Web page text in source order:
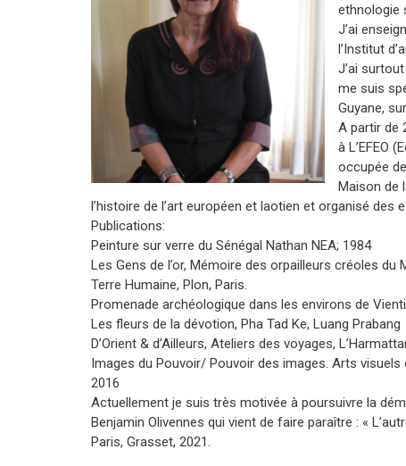
ethnologie
J’ai
l’Institut
J’ai
me suis
Guyane,
A partir de
à L’EFEO
occupée
Maison de
l’histoire de l’art européen et laotien et organisé des
Publications:
Peinture sur verre du Sénégal Nathan NEA; 1984
Les Gens de l’or, Mémoire des orpailleurs créoles
Terre Humaine, Plon, Paris.
Promenade archéologique dans les environs de
Les fleurs de la dévotion, Pha Tad Ke, Luang Prabang
D’Orient & d’Ailleurs, Ateliers des voyages,
Images du Pouvoir/ Pouvoir des images. Arts
2016
Actuellement je suis très motivée à poursuivre la
Benjamin Olivennes qui vient de faire paraître : «
Paris, Grasset, 2021.